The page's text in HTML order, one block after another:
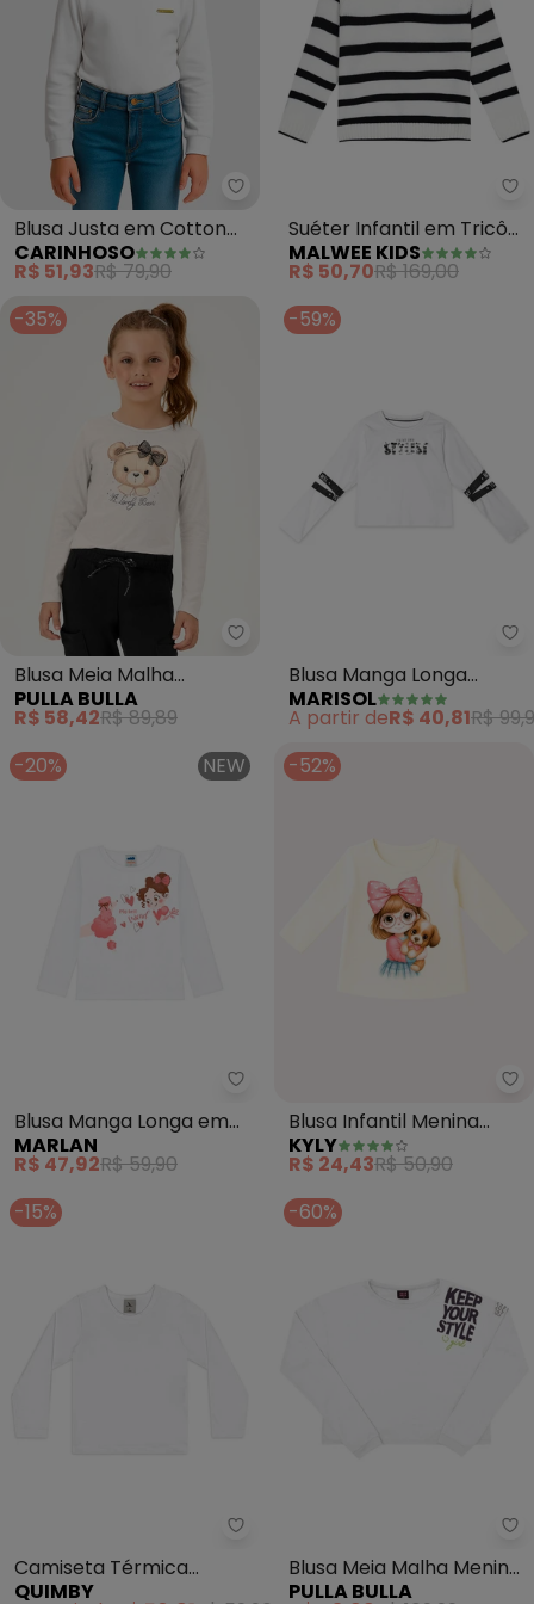
Carinhoso - Blusa Justa em
Blusa Justa em Cotton
Menina (Branco)
CARINHOSO
R$ 51,93R$ 79,90
Suéter Infantil em Tricô
Listrado (Off White)
MALWEE KIDS
R$ 50,70R$ 169,00
-35%
Pulla Bulla - Blusa Meia Malha
Blusa Meia Malha
(Branco)
PULLA BULLA
R$ 58,42R$ 89,89
-59%
Blusa Manga Longa
Infantil (Branco)
MARISOL
A partir deR$ 40,81R$
-20%
NEW
Marlan - Blusa Manga Longa
Blusa Manga Longa em
Meia Malha (Branco)
MARLAN
R$ 47,92R$ 59,90
-52%
Blusa Infantil Menina
Estampa (Branco)
KYLY
R$ 24,43R$ 50,90
-15%
Quimby - Camiseta Térmica
Camiseta Térmica
Infantil Unissex Branco
QUIMBY
-60%
Blusa Meia Malha Menina
(Branco)
PULLA BULLA